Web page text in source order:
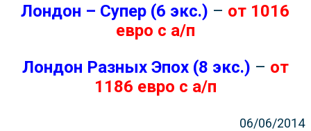
Лондон – Супер (6 экс.) – от 1016
евро с а/п
Лондон Разных Эпох (8 экс.) – от
1186 евро с а/п
06/06/2014